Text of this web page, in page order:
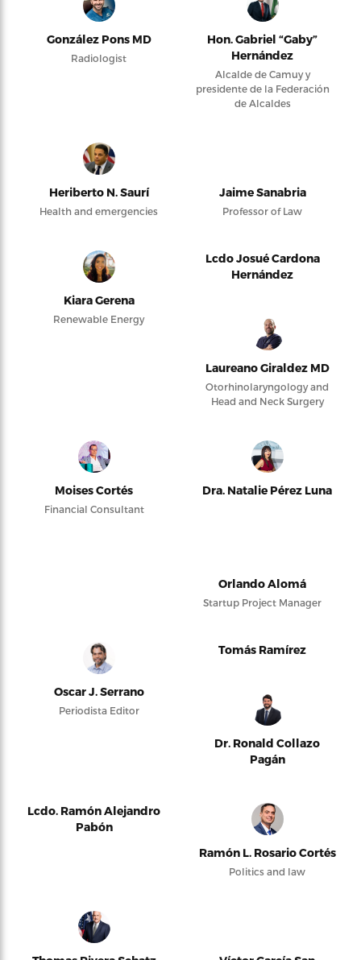
González Pons MD
Radiologist
Hon. Gabriel “Gaby”
Hernández
Alcalde de Camuy y
presidente de la Federación
de Alcaldes
Heriberto N. Saurí
Health and emergencies
Jaime Sanabria
Professor of Law
Kiara Gerena
Renewable Energy
Lcdo Josué Cardona
Hernández
Laureano Giraldez MD
Otorhinolaryngology and
Head and Neck Surgery
Moises Cortés
Financial Consultant
Dra. Natalie Pérez Luna
Orlando Alomá
Startup Project Manager
Oscar J. Serrano
Periodista Editor
Tomás Ramírez
Dr. Ronald Collazo
Pagán
Lcdo. Ramón Alejandro
Pabón
Ramón L. Rosario Cortés
Politics and law